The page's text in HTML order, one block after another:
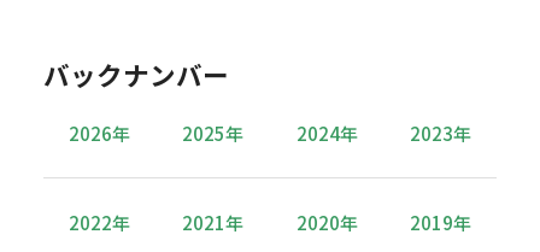
バックナンバー
2026年 2025年 2024年 2023年
2022年 2021年 2020年 2019年